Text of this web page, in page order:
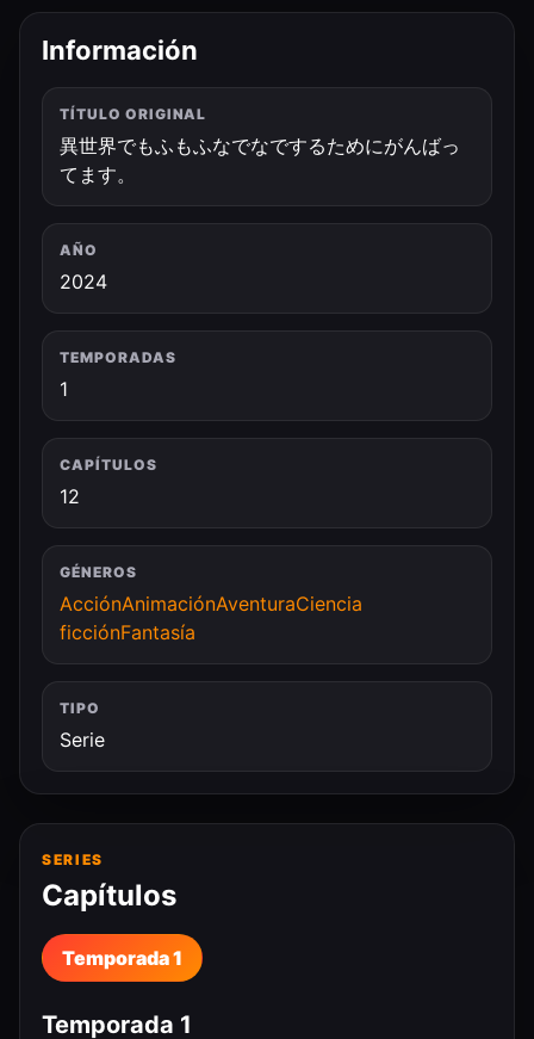
Información
TÍTULO ORIGINAL
異世界でもふもふなでなでするためにがんばっ
てます。
AÑO
2024
TEMPORADAS
1
CAPÍTULOS
12
GÉNEROS
AcciónAnimaciónAventuraCiencia
ficciónFantasía
TIPO
Serie
SERIES
Capítulos
Temporada 1
Temporada 1